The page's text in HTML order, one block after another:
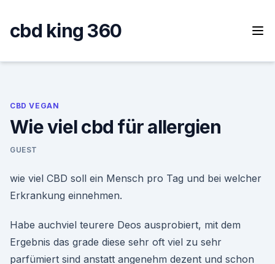
content
cbd king 360
CBD VEGAN
Wie viel cbd für allergien
GUEST
wie viel CBD soll ein Mensch pro Tag und bei welcher
Erkrankung einnehmen.
Habe auchviel teurere Deos ausprobiert, mit dem
Ergebnis das grade diese sehr oft viel zu sehr
parfümiert sind anstatt angenehm dezent und schon